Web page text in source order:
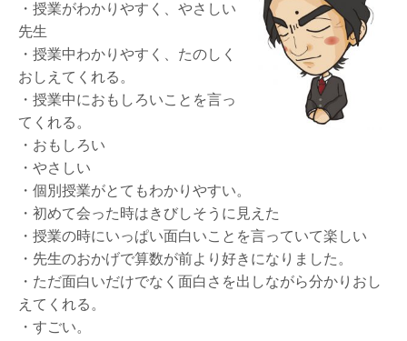
・授業がわかりやすく、やさしい
先生
・授業中わかりやすく、たのしく
おしえてくれる。
・授業中におもしろいことを言っ
てくれる。
・おもしろい
・やさしい
・個別授業がとてもわかりやすい。
・初めて会った時はきびしそうに見えた
・授業の時にいっぱい面白いことを言っていて楽しい
・先生のおかげで算数が前より好きになりました。
・ただ面白いだけでなく面白さを出しながら分かりおし
えてくれる。
・すごい。